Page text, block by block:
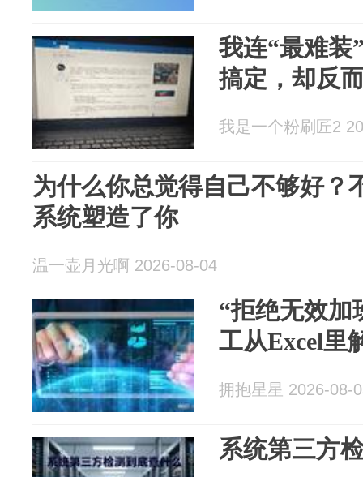
我连“最难装
搞定，却反
我是一个粉刷匠2
为什么你总觉得自己不够好？
系统塑造了你
温一壶月光啊 2026-08-04
“拒绝无效加
工从Excel里
拥抱星星 2026-08-
系统第三方